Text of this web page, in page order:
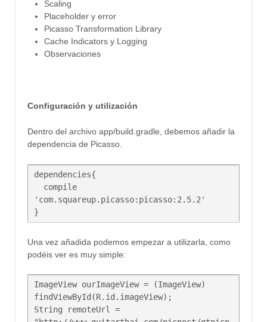
Scaling
Placeholder y error
Picasso Transformation Library
Cache Indicators y Logging
Observaciones
Configuración y utilización
Dentro del archivo app/build.gradle, debemos añadir la
dependencia de Picasso.
dependencies{
'com.squareup.picasso:picasso:2.5.2'
}
Una vez añadida podemos empezar a utilizarla, como
podéis ver es muy simple:
ImageView ourImageView = (ImageView)
findViewById(R.id.imageView);
String remoteUrl =